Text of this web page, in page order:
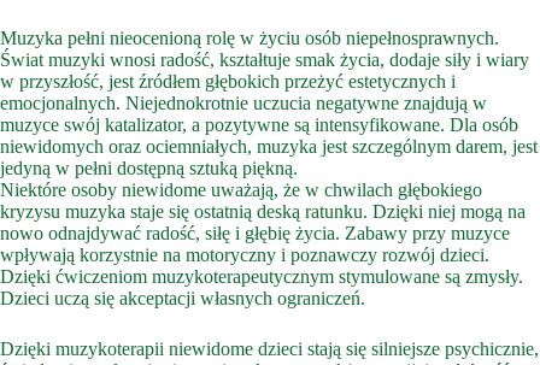
Muzyka pełni nieocenioną rolę w życiu osób niepełnosprawnych.
Świat muzyki wnosi radość, kształtuje smak życia, dodaje siły i wiary
w przyszłość, jest źródłem głębokich przeżyć estetycznych i
emocjonalnych. Niejednokrotnie uczucia negatywne znajdują w
muzyce swój katalizator, a pozytywne są intensyfikowane. Dla osób
niewidomych oraz ociemniałych, muzyka jest szczególnym darem, jest
jedyną w pełni dostępną sztuką piękną.
Niektóre osoby niewidome uważają, że w chwilach głębokiego
kryzysu muzyka staje się ostatnią deską ratunku. Dzięki niej mogą na
nowo odnajdywać radość, siłę i głębię życia. Zabawy przy muzyce
wpływają korzystnie na motoryczny i poznawczy rozwój dzieci.
Dzięki ćwiczeniom muzykoterapeutycznym stymulowane są zmysły.
Dzieci uczą się akceptacji własnych ograniczeń.
Dzięki muzykoterapii niewidome dzieci stają się silniejsze psychicznie,